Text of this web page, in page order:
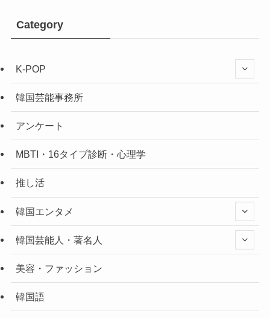
Category
K-POP
韓国芸能事務所
アンケート
MBTI・16タイプ診断・心理学
推し活
韓国エンタメ
韓国芸能人・著名人
美容・ファッション
韓国語